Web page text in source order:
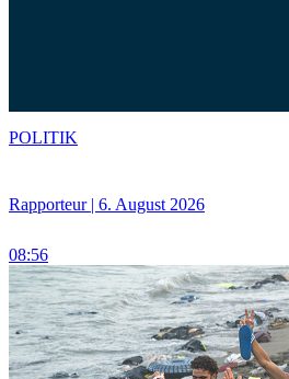
Rapporteur | 6. August 2026
08:56
POLITIK